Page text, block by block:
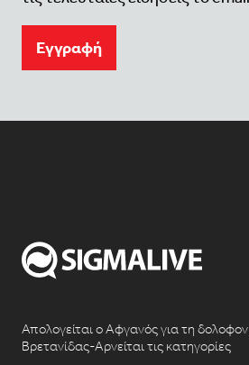
Eγγραφή
Απολογείται ο Αφγανός για τη
Βρετανίδας-Αρνείται τις κατηγορίες